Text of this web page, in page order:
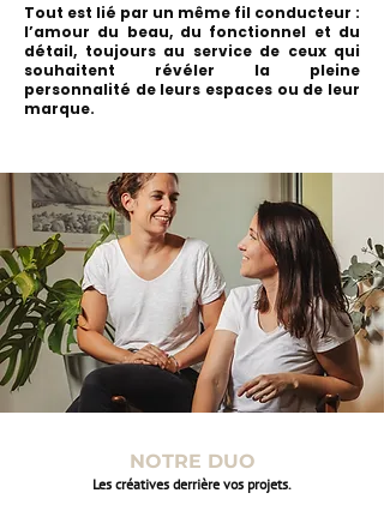
Tout est lié par un même fil conducteur :
l’amour du beau, du fonctionnel et du
détail, toujours au service de ceux qui
souhaitent révéler la pleine
personnalité de leurs espaces ou de leur
marque.
NOTRE DUO
Les créatives derrière vos projets.